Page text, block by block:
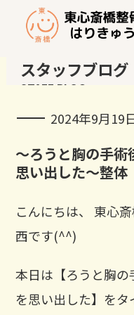
スタッフブログ
STAFF BLOG
2024年9月19
～ろうと胸の手術
思い出した～整体
こんにちは、 東心
西です(^^)
本日は【ろうと胸
を思い出した】を